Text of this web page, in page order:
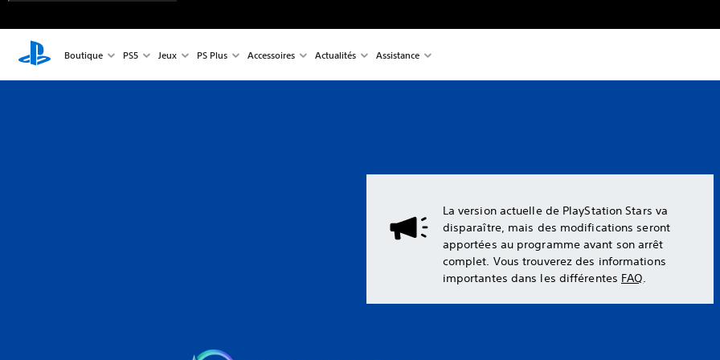
Boutique PS5 Jeux PS Plus Accessoires Actualités Assistance
La version actuelle de PlayStation Stars va
disparaître, mais des modifications seront
apportées au programme avant son arrêt
complet. Vous trouverez des informations
importantes dans les différentes FAQ‎.